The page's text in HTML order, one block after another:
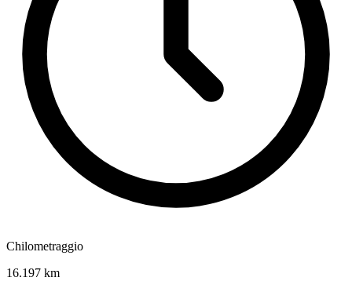
Chilometraggio
16.197 km